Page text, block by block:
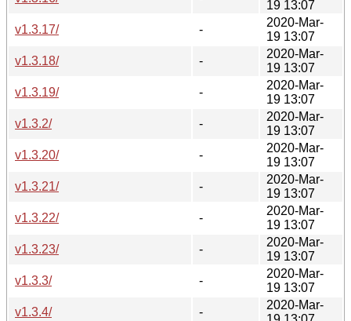
19 13:07
v1.3.17/
-
2020-Mar-
19 13:07
v1.3.18/
-
2020-Mar-
19 13:07
v1.3.19/
-
2020-Mar-
19 13:07
v1.3.2/
-
2020-Mar-
19 13:07
v1.3.20/
-
2020-Mar-
19 13:07
v1.3.21/
-
2020-Mar-
19 13:07
v1.3.22/
-
2020-Mar-
19 13:07
v1.3.23/
-
2020-Mar-
19 13:07
v1.3.3/
-
2020-Mar-
19 13:07
v1.3.4/
-
2020-Mar-